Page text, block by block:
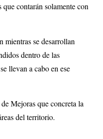
contarán solamente con
mientras se desarrollan
dentro de las
llevan a cabo en ese
Mejoras que concreta la
del territorio.